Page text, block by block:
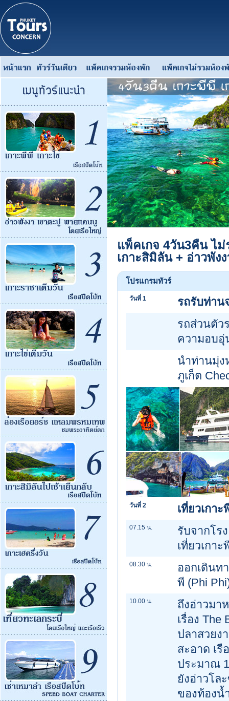
แพ็คเกจ 4วัน3คืน ไ
เกาะสิมิลัน + อ่าวพัง
โปรแกรมทัวร์
วันที่ 1
รถรับท่าน
รถส่วนตัว
ความอบอุ่
นำท่านมุ่ง
ภูเก็ต
วันที่ 2 เที่ยวเกา
07.15 น.
รับจากโร
เที่ยวเกาะ
08.30 น.
ออกเดินท
พี (Phi
10.00 น.
ถึงอ่าวมา
เรื่อง The
ปลาสวยง
สะอาด เรื
ประมาณ
ยังอ่าวโล
ของท้องน้